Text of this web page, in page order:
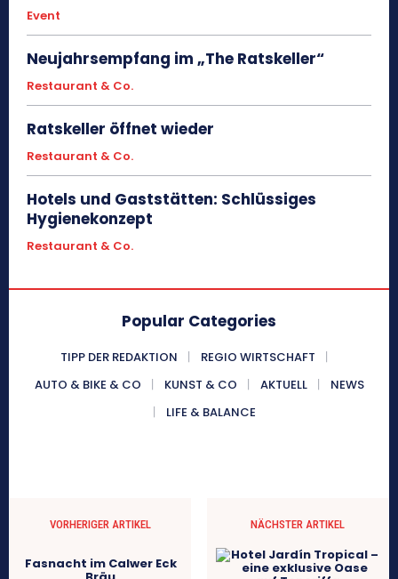
Event
Neujahrsempfang im „The Ratskeller“
Restaurant & Co.
Ratskeller öffnet wieder
Restaurant & Co.
Hotels und Gaststätten: Schlüssiges
Hygienekonzept
Restaurant & Co.
Popular Categories
TIPP DER REDAKTION
REGIO WIRTSCHAFT
AUTO & BIKE & CO
KUNST & CO AKTUELL
NEWS
LIFE & BALANCE
VORHERIGER ARTIKEL
Fasnacht im Calwer Eck
NÄCHSTER ARTIKEL